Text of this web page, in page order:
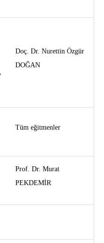
Doç. Dr. Nurettin Özgür
DOĞAN
Tüm eğitmenler
Prof. Dr. Murat
PEKDEMİR